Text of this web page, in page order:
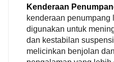
Kenderaan
kenderaan penumpang
digunakan untuk
dan kestabilan
melicinkan benjolan